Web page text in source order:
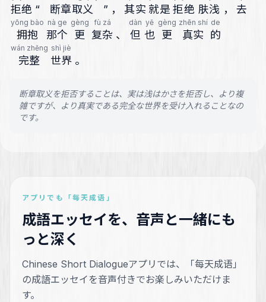
拒绝 “ 断章取义 ” ， 其实 就是 拒绝 肤浅 ， 去
yōng bào
拥抱
nà ge
那个
gèng
更
fù zá
复杂 、
dàn
但
yě
也
gèng
更
zhēn shí
真实
de
的
wán zhěng
完整
shì jiè
世界 。
断章取义を拒否することは、実は浅はかさを拒否し、より複
雑ですが、より真実である完全な世界を受け入れることなの
です。
アプリでも「每天成语」
成語エッセイを、音声と一緒にも
っと深く
Chinese Short Dialogueアプリでは、「每天成语」
の成語エッセイを音声付きでお楽しみいただけま
す。